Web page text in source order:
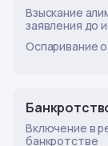
Взыскание
заявления до
Оспаривание
Включение в
банкротстве